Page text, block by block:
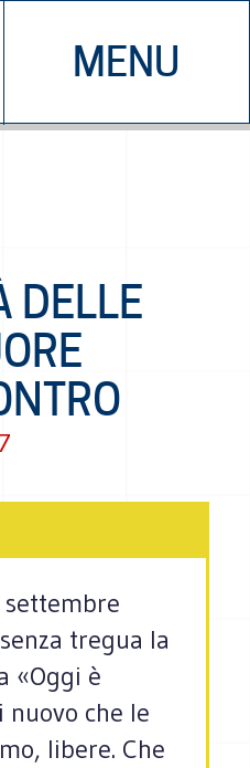
MENU
CHI SIAMO
DELLE
tregua la
«Oggi è
che le
libere. Che